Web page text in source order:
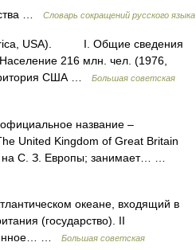
… Словарь сокращений русского языка
USA). I. Общие сведения
216 млн. чел. (1976,
США …
Большая советская
название ‒
United Kingdom of Great Britain
на С. З. Европы; занимает… …
океане, входящий в
(государство). II
…
Большая советская